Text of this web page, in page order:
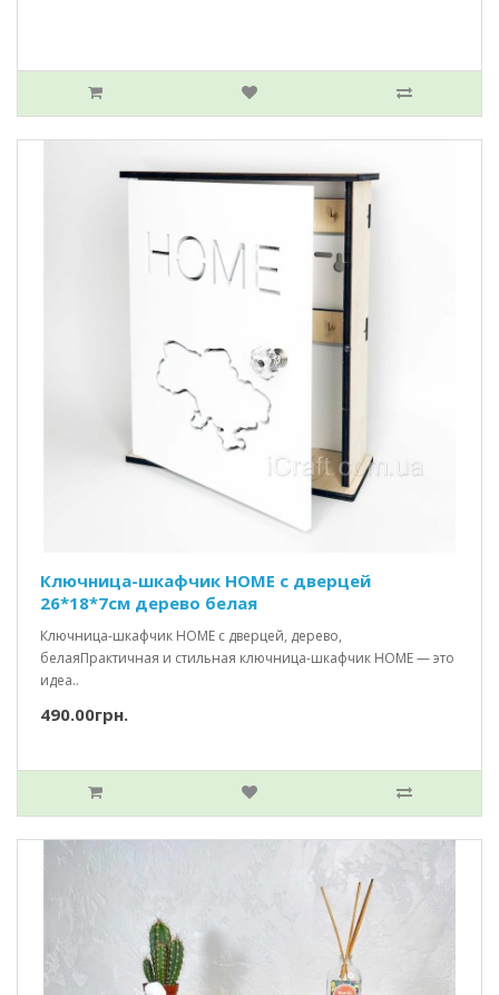
Ключница-шкафчик HOME c дверцей
26*18*7см дерево белая
Ключница-шкафчик HOME с дверцей, дерево,
белаяПрактичная и стильная ключница-шкафчик HOME — это
идеа..
490.00грн.